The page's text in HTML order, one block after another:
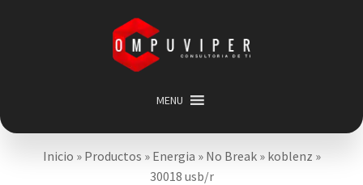
Saltar
navegación
contenido
MENU
Inicio
Categorias
Expandir
Inicio » Productos » Energia » No Break» koblenz »
30018 usb/r